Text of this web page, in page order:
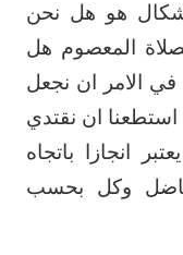
هو هل نحن
‏المعصوم هل
في الامر ان نجعل
استطعنا ان نقتدي
انجازا باتجاه
فاضل وكل بحسب